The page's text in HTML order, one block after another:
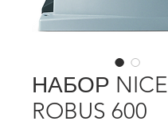
НАБОР NICE
ROBUS 600